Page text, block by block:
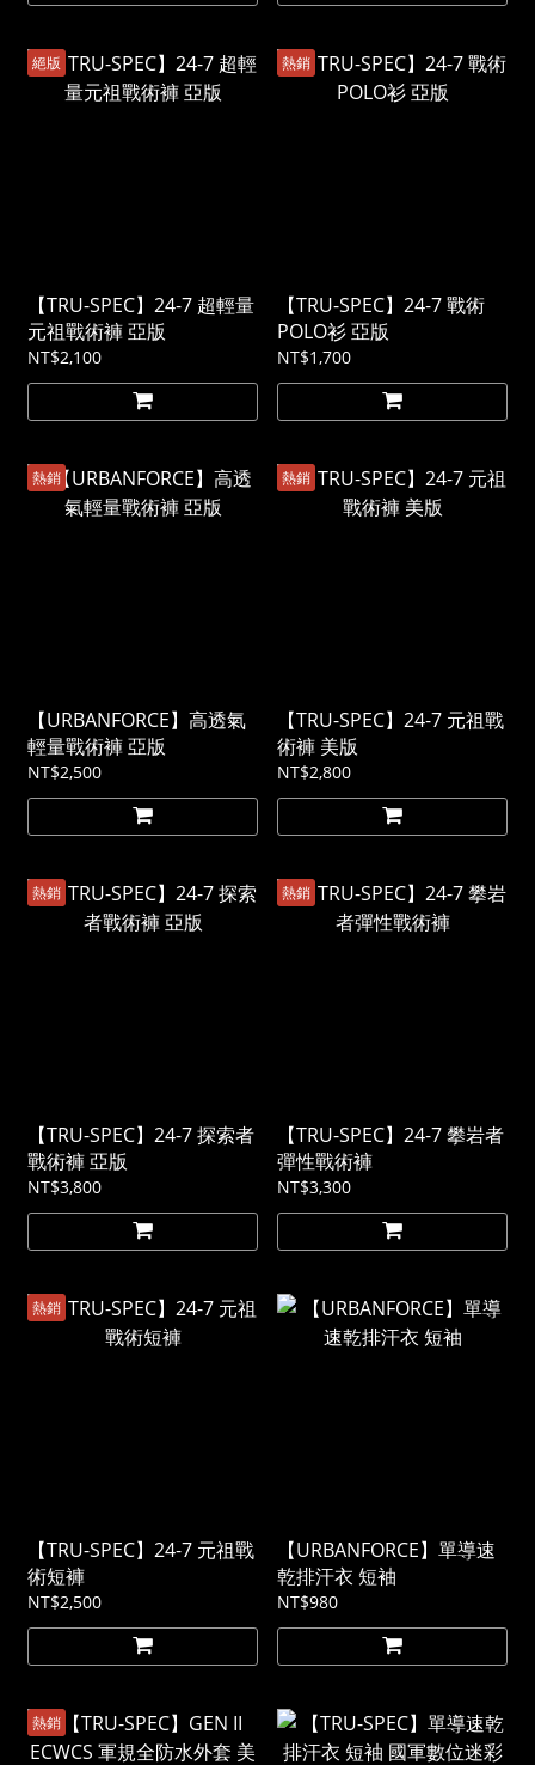
絕版
【TRU-SPEC】24-7 超輕量
元祖戰術褲 亞版
NT$2,100
熱銷
【TRU-SPEC】24-7 戰術
POLO衫 亞版
NT$1,700
熱銷
【URBANFORCE】高透氣
輕量戰術褲 亞版
NT$2,500
熱銷
【TRU-SPEC】24-7 元祖戰
術褲 美版
NT$2,800
熱銷
【TRU-SPEC】24-7 探索者
戰術褲 亞版
NT$3,800
熱銷
【TRU-SPEC】24-7 攀岩者
彈性戰術褲
NT$3,300
熱銷
【TRU-SPEC】24-7 元祖戰
術短褲
NT$2,500
【URBANFORCE】單導速
乾排汗衣 短袖
NT$980
熱銷